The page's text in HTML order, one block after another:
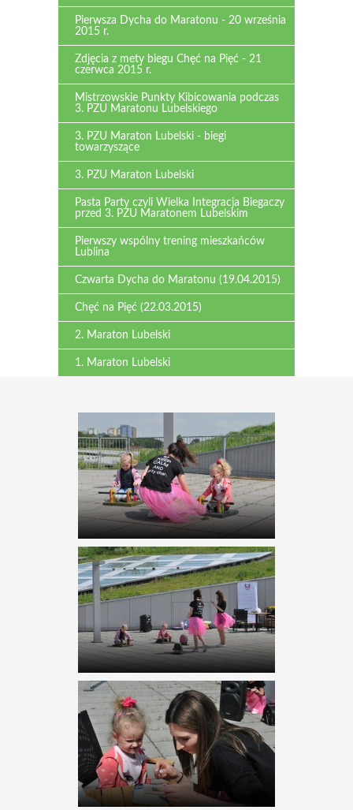
Pierwsza Dycha do Maratonu - 20 września
2015 r.
Zdjęcia z mety biegu Chęć na Pięć - 21
czerwca 2015 r.
Mistrzowskie Punkty Kibicowania podczas
3. PZU Maratonu Lubelskiego
3. PZU Maraton Lubelski - biegi
towarzyszące
3. PZU Maraton Lubelski
Pasta Party czyli Wielka Integracja Biegaczy
przed 3. PZU Maratonem Lubelskim
Pierwszy wspólny trening mieszkańców
Lublina
Czwarta Dycha do Maratonu (19.04.2015)
Chęć na Pięć (22.03.2015)
2. Maraton Lubelski
1. Maraton Lubelski